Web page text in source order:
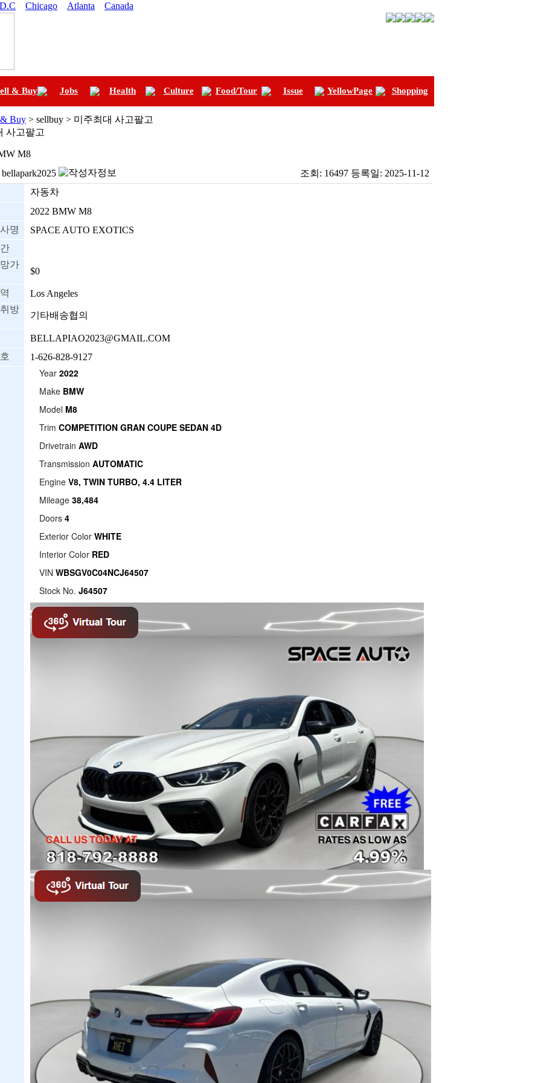
Chicago Atlanta Canada
& Buy Jobs Health Culture Food/Tour Issue YellowPage Shopping
Buy > sellbuy > 미주최대 사고팔고
사고팔고
M8
bellapark2025
조회: 16497 등록일: 2025-11-12
자동차
2022 BMW M8
명
SPACE AUTO EXOTICS
가
$0
Los Angeles
방
기타배송협의
BELLAPIAO2023@GMAIL.COM
1-626-828-9127
Year 2022
Make BMW
Model M8
Trim COMPETITION GRAN COUPE SEDAN 4D
Drivetrain AWD
Transmission AUTOMATIC
Engine V8, TWIN TURBO, 4.4 LITER
Mileage 38,484
Doors 4
Exterior Color WHITE
Interior Color RED
VIN WBSGV0C04NCJ64507
Stock No. J64507